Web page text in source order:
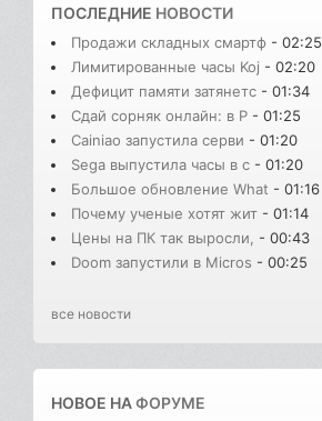
ПОСЛЕДНИЕ НОВОСТИ
Продажи складных смартф - 02:25
Лимитированные часы Koj - 02:20
Дефицит памяти затянетс - 01:34
Сдай сорняк онлайн: в Р - 01:25
Cainiao запустила серви - 01:20
Sega выпустила часы в с - 01:20
Большое обновление What - 01:16
Почему ученые хотят жит - 01:14
Цены на ПК так выросли,
- 00:43
Doom запустили в Micros - 00:25
все новости
НОВОЕ НАФОРУМЕ